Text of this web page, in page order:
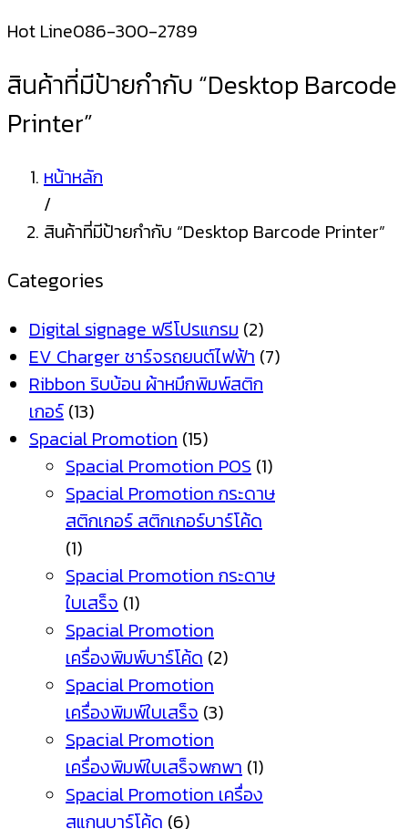
Hot Line086-300-2789
สินค้าที่มีป้ายกำกับ “Desktop Barcode
Printer”
หน้าหลัก
/
สินค้าที่มีป้ายกำกับ “Desktop Barcode Printer”
Categories
Digital signage ฟรีโปรแกรม (2)
EV Charger ชาร์จรถยนต์ไฟฟ้า (7)
Ribbon ริบบ้อน ผ้าหมึกพิมพ์สติก
เกอร์ (13)
Spacial Promotion (15)
Spacial Promotion POS (1)
Spacial Promotion กระดาษ
สติกเกอร์ สติกเกอร์บาร์โค้ด
(1)
Spacial Promotion กระดาษ
ใบเสร็จ (1)
Spacial Promotion
เครื่องพิมพ์บาร์โค้ด (2)
Spacial Promotion
เครื่องพิมพ์ใบเสร็จ (3)
Spacial Promotion
เครื่องพิมพ์ใบเสร็จพกพา (1)
Spacial Promotion เครื่อง
สแกนบาร์โค้ด (6)